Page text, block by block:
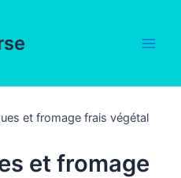
et fromage frais végétal
et fromage